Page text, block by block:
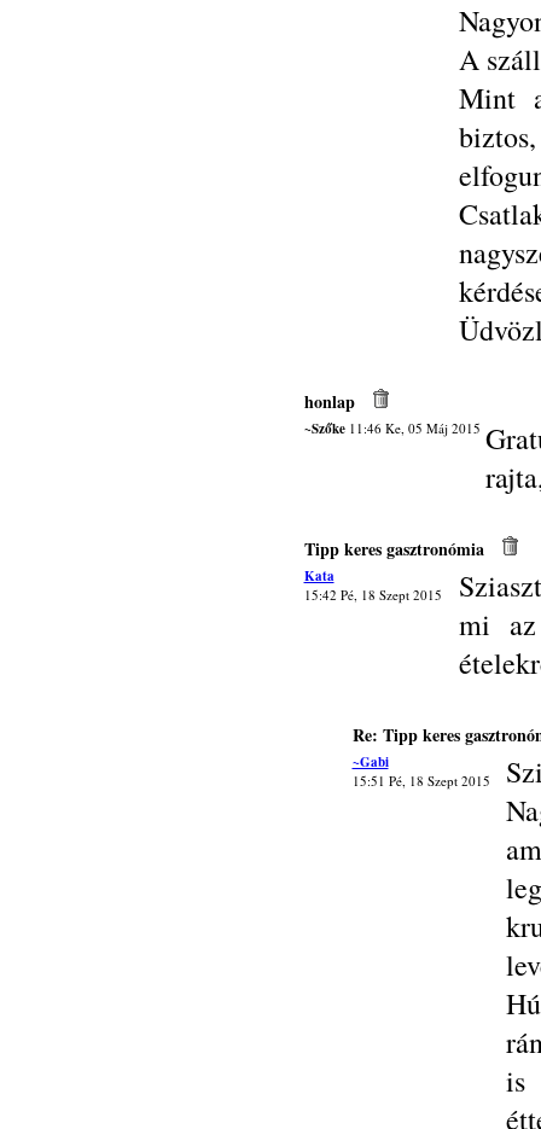
A
Mint
honlap
~Szőke11:46 Ke, 05 Máj 2015
Tipp keres gasztronómia
Kata
15:42 Pé, 18 Szept 2015
mi
Re: Tipp keres
~Gabi
15:51 Pé, 18 Szept 2015
is